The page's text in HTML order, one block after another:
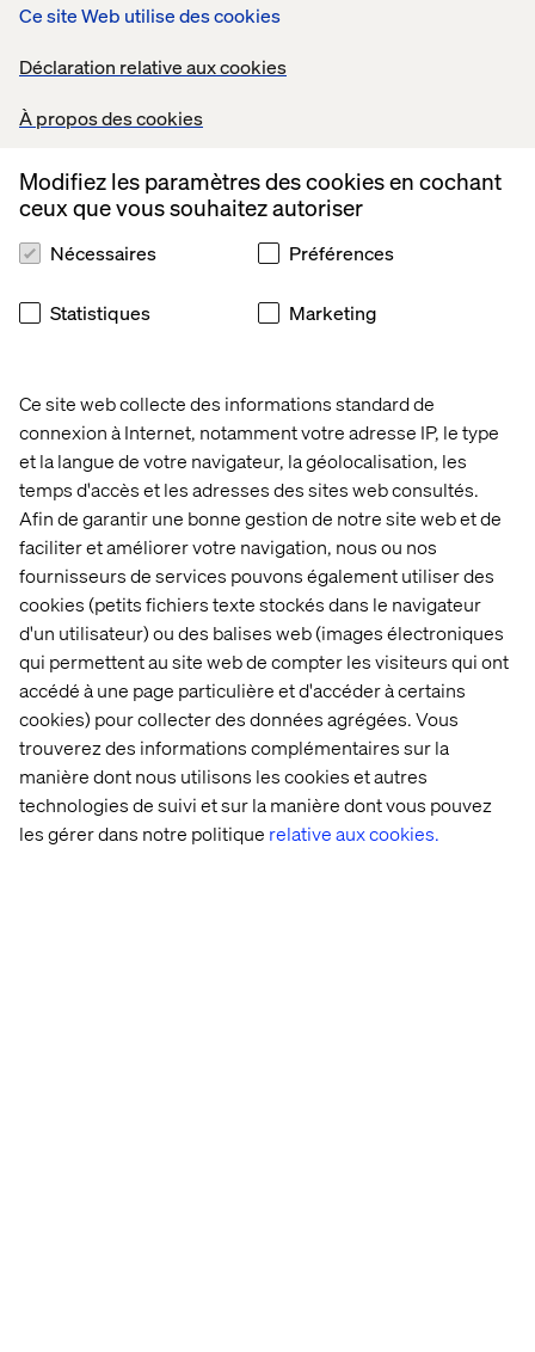
Ce site Web utilise des cookies
Déclaration relative aux cookies
À propos des cookies
Ce site web collecte des informations standard de
connexion à Internet, notamment votre adresse IP, le type
et la langue de votre navigateur, la géolocalisation, les
temps d'accès et les adresses des sites web consultés.
Afin de garantir une bonne gestion de notre site web et de
faciliter et améliorer votre navigation, nous ou nos
fournisseurs de services pouvons également utiliser des
cookies (petits fichiers texte stockés dans le navigateur
d'un utilisateur) ou des balises web (images électroniques
qui permettent au site web de compter les visiteurs qui ont
accédé à une page particulière et d'accéder à certains
cookies) pour collecter des données agrégées. Vous
trouverez des informations complémentaires sur la
manière dont nous utilisons les cookies et autres
technologies de suivi et sur la manière dont vous pouvez
les gérer dans notre politique relative aux cookies.
Modifiez les paramètres des cookies en cochant
ceux que vous souhaitez autoriser
Nécessaires Préférences
Statistiques Marketing
PREVIEW
Pascal Malotti
Global Retail Strategy Lead & Strategy Director at
Valtech France